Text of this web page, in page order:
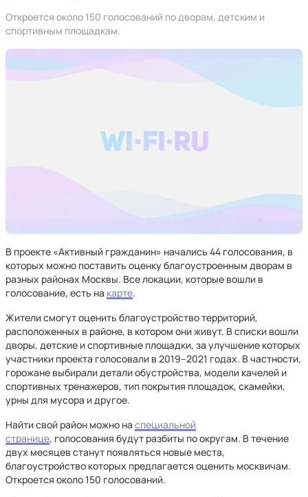
Откроется около 150 голосований по дворам, детским и
спортивным площадкам.
В проекте «Активный гражданин» начались 44 голосования, в
которых можно поставить оценку благоустроенным дворам в
разных районах Москвы. Все локации, которые вошли в
голосование, есть на карте.
Жители смогут оценить благоустройство территорий,
расположенных в районе, в котором они живут. В списки вошли
дворы, детские и спортивные площадки, за улучшение которых
участники проекта голосовали в 2019–2021 годах. В частности,
горожане выбирали детали обустройства, модели качелей и
спортивных тренажеров, тип покрытия площадок, скамейки,
урны для мусора и другое.
Найти свой район можно на специальной
странице, голосования будут разбиты по округам. В течение
двух месяцев станут появляться новые места,
благоустройство которых предлагается оценить москвичам.
Откроется около 150 голосований.